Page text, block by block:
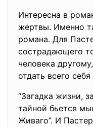
Интересна в
жертвы. Именно
романа. Для
сострадающего
человека
отдать всего
“Загадка жизни,
тайной бьется
Живаго”. И